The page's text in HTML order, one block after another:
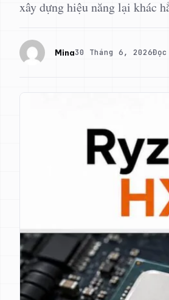
xây dựng hiệu năng lại khác
Mina30 Tháng 6, 2026